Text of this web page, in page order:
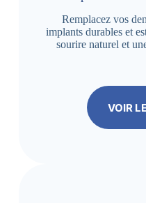
Remplacez vos
implants durables et
sourire naturel et
VOIR